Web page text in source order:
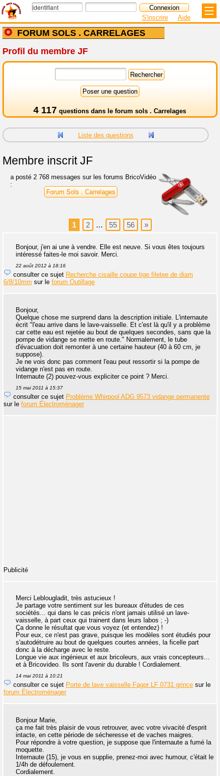
FORUM SOLS . CARRELAGES
S'inscrire Aide
Profil du membre JF
4 117 questions dans le forum sols . Carrelages
Liste des questions
Membre inscritJF
a posté 2 768 messages sur les forums BricoVidéo
:
Forum Sols . Carrelages
1 2 … 55 56 »
Bonjour, j'en ai une à vendre. Elle est neuve. Si vous êtes toujours
intéressé faites-le moi savoir. Merci.
22 août 2012 à 18:16
consulter ce sujet Recherche cisaille coupe tige filetee de diam
6/8/10mm sur le forum Outillage
Bonjour,
Quelque chose me surprend dans la description initiale. L'internaute
écrit "l'eau arrive dans le lave-vaisselle. Et c'est là qu'il y a problème
car cette eau est rejetée au bout de quelques secondes, sans que la
pompe de vidange se mette en route." Normalement, le tube
d'évacuation doit remonter à une certaine hauteur (40 à 60 cm, je
suppose).
Je ne vois donc pas comment l'eau peut ressortir si la pompe de
vidange n'est pas en route.
Internaute (2) pouvez-vous expliciter ce point ? Merci.
15 mai 2011 à 15:37
consulter ce sujet Problème Whirpool ADG 9573 vidange permanente
sur le forum Électroménager
Publicité
Merci Leblougladit, très astucieux !
Je partage votre sentiment sur les bureaux d'études de ces
sociétés... qui dans le cas précis n'ont jamais utilisé un lave-
vaisselle, à part ceux qui trainent dans leurs labos ; -)
Ça donne le résultat que vous voyez (et entendez) !
Pour eux, ce n'est pas grave, puisque les modèles sont étudiés pour
s'autodétruire au bout de quelques courtes années, la ficelle part
donc à la décharge avec le reste.
Longue vie aux ingénieux et aux bricoleurs, aux vrais concepteurs...
et à Bricovideo. Ils sont l'avenir du durable ! Cordialement.
14 mai 2011 à 10:21
consulter ce sujet Porte de lave vaisselle Fagor LF 0731 grince sur le
forum Électroménager
Bonjour Marie,
ça me fait très plaisir de vous retrouver, avec votre vivacité d'esprit
intacte, en cette période de sécheresse et de vaches maigres.
Pour répondre à votre question, je suppose que l'internaute a fumé la
moquette.
Internaute (15), je vous en supplie, prenez-moi avec humour, c'était le
1/4h de défoulement.
Cordialement.